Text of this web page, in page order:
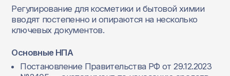
Регулирование для косметики и бытовой химии
вводят постепенно и опираются на несколько
ключевых документов.
Основные НПА
Постановление Правительства РФ от 29.12.2023